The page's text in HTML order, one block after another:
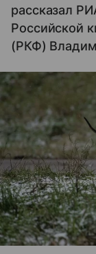
рассказал
Российской
(РКФ)